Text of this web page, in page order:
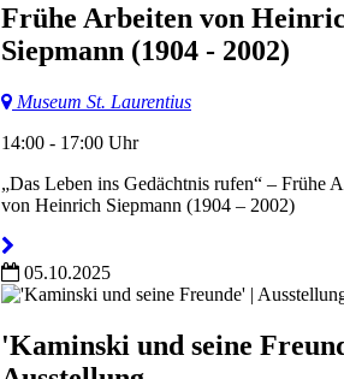
Frühe Arbeiten von
Siepmann (1904 - 2002)
Museum St. Laurentius
14:00 - 17:00 Uhr
„Das Leben ins Gedächtnis rufen“ – Frühe
von Heinrich Siepmann (1904 – 2002)
05.10.2025
'Kaminski und seine